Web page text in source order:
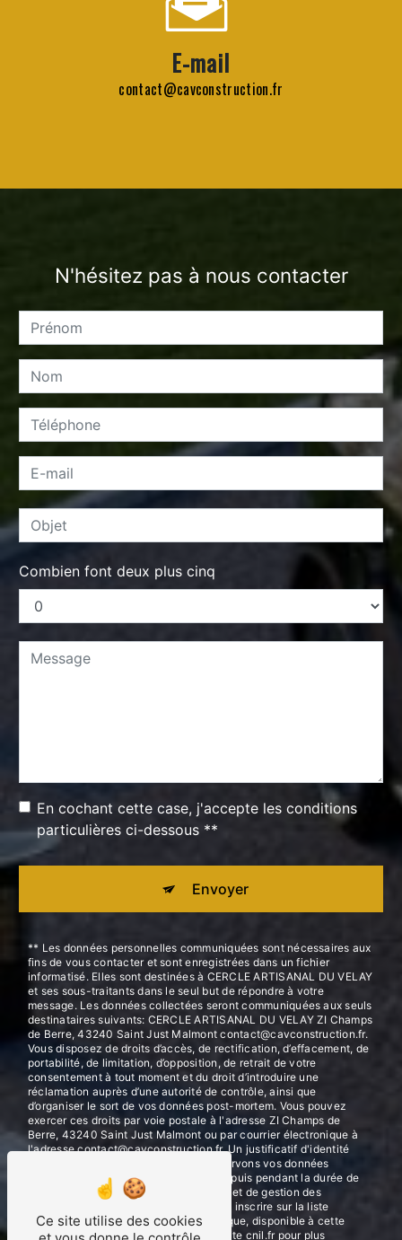
E-mail
contact@cavconstruction.fr
N'hésitez pas à nous contacter
Combien font deux plus cinq
En cochant cette case, j'accepte les conditions
particulières ci-dessous **
Envoyer
** Les données personnelles communiquées sont nécessaires aux
fins de vous contacter et sont enregistrées dans un fichier
informatisé. Elles sont destinées à CERCLE ARTISANAL DU VELAY
et ses sous-traitants dans le seul but de répondre à votre
message. Les données collectées seront communiquées aux seuls
destinataires suivants: CERCLE ARTISANAL DU VELAY ZI Champs
de Berre, 43240 Saint Just Malmont contact@cavconstruction.fr.
Vous disposez de droits d’accès, de rectification, d’effacement, de
portabilité, de limitation, d’opposition, de retrait de votre
consentement à tout moment et du droit d’introduire une
réclamation auprès d’une autorité de contrôle, ainsi que
d’organiser le sort de vos données post-mortem. Vous pouvez
exercer ces droits par voie postale à l'adresse ZI Champs de
Berre, 43240 Saint Just Malmont ou par courrier électronique à
l'adresse contact@cavconstruction.fr. Un justificatif d'identité
pourra vous être demandé. Nous conservons vos données
pendant la période de prise de contact puis pendant la durée de
prescription légale aux fins probatoires et de gestion des
contentieux. Vous avez le droit de vous inscrire sur la liste
d'opposition au démarchage téléphonique, disponible à cette
adresse: Bloctel.gouv.fr. Consultez le site cnil.fr pour plus
Ce site utilise des cookies